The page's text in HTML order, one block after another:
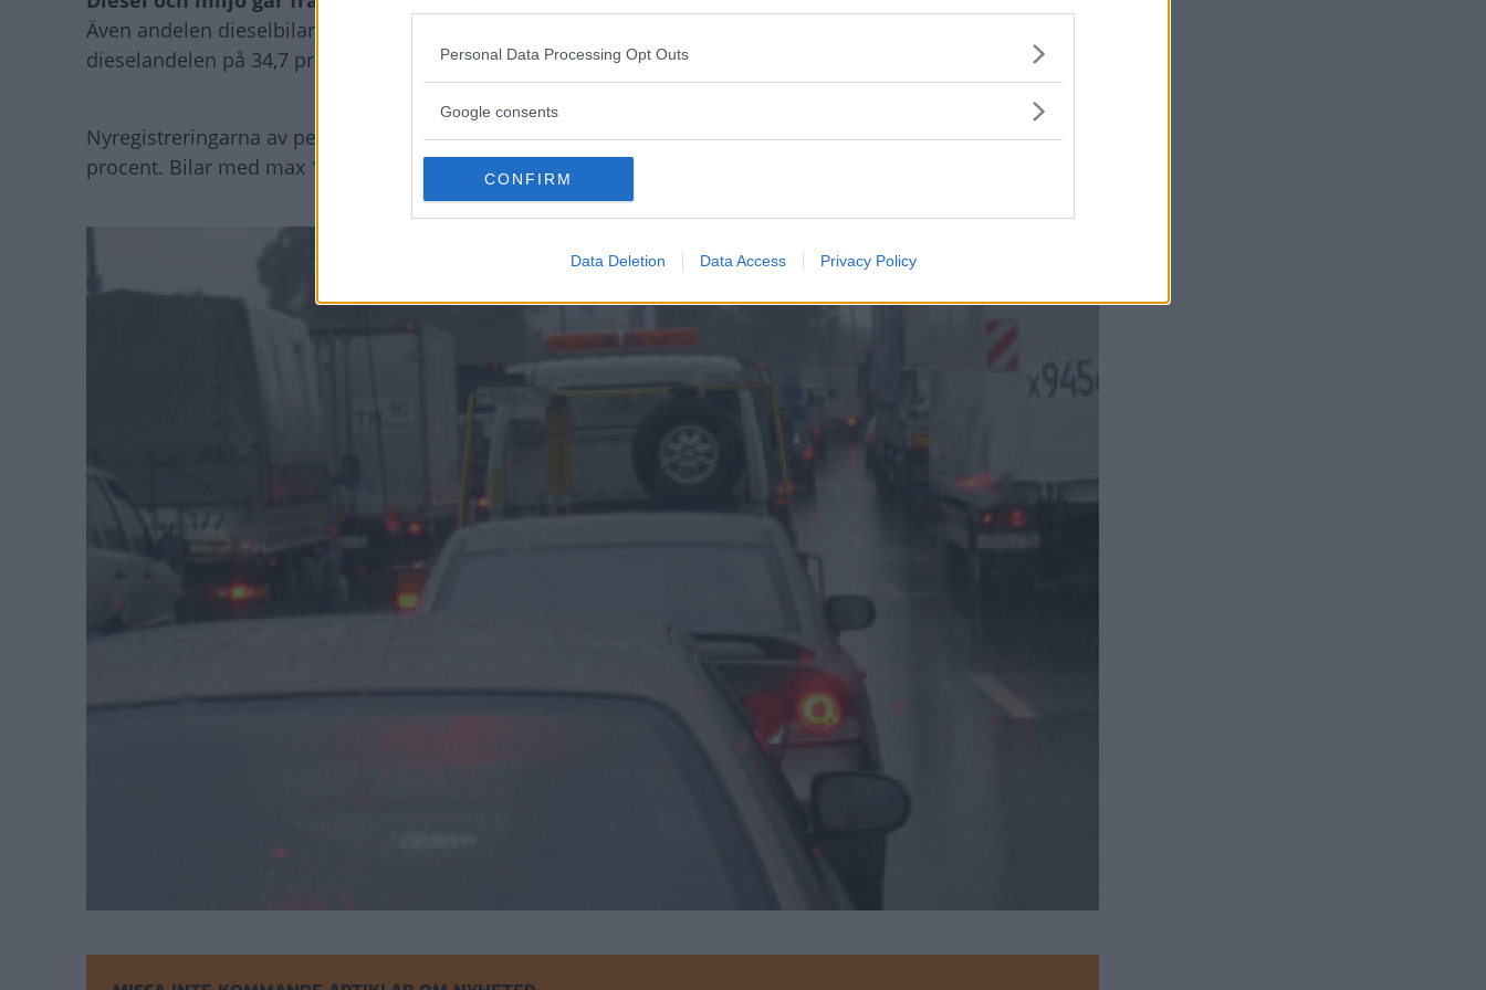
Personal Data Processing Opt Outs
Google consents
CONFIRM
Data Deletion Data Access Privacy Policy
Även andelen dieselbilar ökade under 2008 och nådde rekordnivån 36,2 procent. Under 2007 låg
dieselandelen på 34,7 procent.
Nyregistreringarna av personbilar med koldioxidutsläpp på högst 120 g/km ökade under 2008 med 46
procent. Bilar med max 140 g/km koldioxidutsläpp ökade med 25 procent.